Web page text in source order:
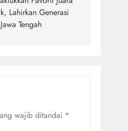
Lahirkan Generasi
Tengah
wajib ditandai *